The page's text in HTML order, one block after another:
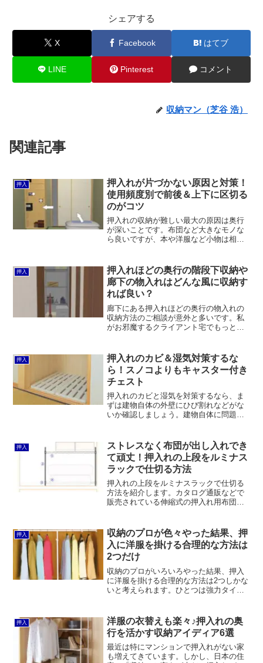
シェアする
X Facebook はてブ
LINE Pinterest コメント
収納マン（芝谷 浩）
関連記事
押入
押入れが片づかない原因と対策！
使用頻度別で前後＆上下に区切る
のがコツ
押入れの収納が難しい最大の原因は奥行
が深いことです。布団など大きなモノな
ら良いですが、本や洋服など小物は相性
す。大きなラックなどで上下に空間を分
けるということも必要になってきます。
押入
押入れほどの奥行の階段下収納や
廊下の物入れはどんな風に収納す
れば良い？
廊下にある押入れほどの奥行の物入れの
収納方法のご相談が意外と多いです。私
がお邪魔するクライアント宅でもっとも
あれば、中段がなく床から天井までがひ
とつの大きな空間であるケ...
押入
押入れのカビ＆湿気対策するな
ら！スノコよりもキャスター付き
チェスト
押入れのカビと湿気を対策するなら、ま
ずは建物自体の外壁にひび割れなどがな
いか確認しましょう。建物自体に問題が
使うのがオススメです。
押入
ストレスなく布団が出し入れでき
て頑丈！押入れの上段をルミナス
ラックで仕切る方法
押入れの上段をルミナスラックで仕切る
方法を紹介します。カタログ通販などで
販売されている伸縮式の押入れ用布団ラ
す。
押入
収納のプロが色々やった結果、押
入に洋服を掛ける合理的な方法は
2つだけ
収納のプロがいろいろやった結果、押入
に洋服を掛ける合理的な方法は2つしかな
いと考えられます。ひとつは強力タイプ
法。もうひとつはアイリスオーヤマの
「押入れクローゼットハンガー1段タイプ
OSH-Y17」などを中段の上に設置する方
法です。
押入
洋服の衣替えも楽々♪押入れの奥
行を活かす収納アイディア6選
最近は特にマンションで押入れがない家
も増えてきています。しかし、日本の住